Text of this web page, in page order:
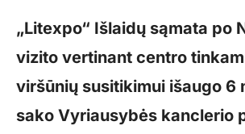
„Litexpo“ Išlaidų sąmata po
vizito vertinant centro
viršūnių susitikimui išaugo 6
sako Vyriausybės kanclerio